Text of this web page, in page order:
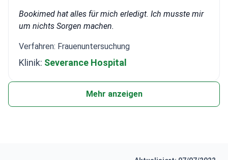
Bookimed hat alles für mich erledigt. Ich musste mir
um nichts Sorgen machen.
Verfahren: Frauenuntersuchung
Klinik: Severance Hospital
Mehr anzeigen